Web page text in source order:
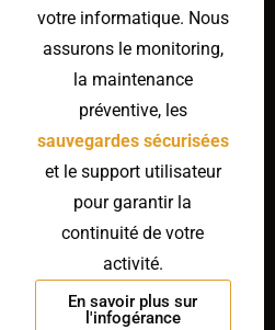
votre informatique. Nous
assurons le monitoring,
la maintenance
préventive, les
sauvegardes sécurisées
et le support utilisateur
pour garantir la
continuité de votre
activité.
En savoir plus sur
l'infogérance